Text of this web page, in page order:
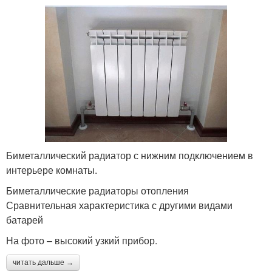
Биметаллический радиатор с нижним подключением в
интерьере комнаты.
Биметаллические радиаторы отопления
Сравнительная характеристика с другими видами
батарей
На фото – высокий узкий прибор.
читать дальше →